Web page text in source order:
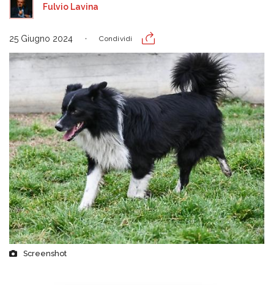
Fulvio Lavina
25 Giugno 2024 Condividi
Screenshot